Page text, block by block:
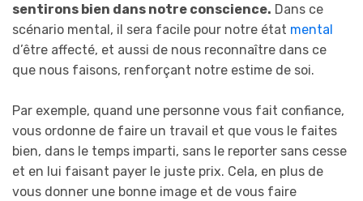
sentirons bien dans notre conscience. Dans ce
scénario mental, il sera facile pour notre état mental
d’être affecté, et aussi de nous reconnaître dans ce
que nous faisons, renforçant notre estime de soi.
Par exemple, quand une personne vous fait confiance,
vous ordonne de faire un travail et que vous le faites
bien, dans le temps imparti, sans le reporter sans cesse
et en lui faisant payer le juste prix. Cela, en plus de
vous donner une bonne image et de vous faire